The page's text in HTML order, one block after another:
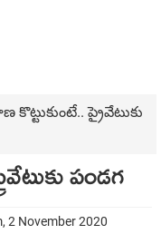
కొట్టుకుంటే.. ప్రైవేటుకు
పండ‌గ‌
2 November 2020